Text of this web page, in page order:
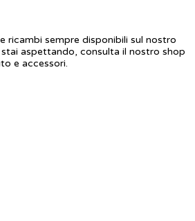
ricambi sempre disponibili sul nostro
aspettando, consulta il nostro shop
e accessori.